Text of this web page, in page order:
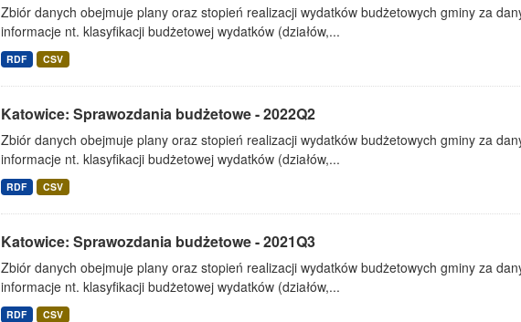
Zbiór danych obejmuje plany oraz stopień realizacji wydatków budżetowych gminy za
informacje nt. klasyfikacji budżetowej wydatków (działów,...
RDF CSV
Katowice: Sprawozdania budżetowe - 2022Q2
Zbiór danych obejmuje plany oraz stopień realizacji wydatków budżetowych gminy za
informacje nt. klasyfikacji budżetowej wydatków (działów,...
RDF CSV
Katowice: Sprawozdania budżetowe - 2021Q3
Zbiór danych obejmuje plany oraz stopień realizacji wydatków budżetowych gminy za
informacje nt. klasyfikacji budżetowej wydatków (działów,...
RDF CSV